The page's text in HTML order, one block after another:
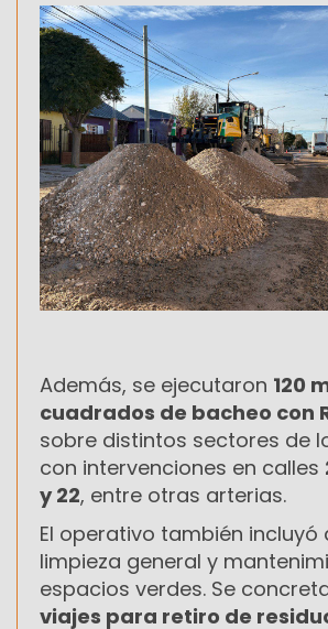
Además, se ejecutaron 120
cuadrados de bacheo con
sobre distintos sectores de
con intervenciones en calles
y 22, entre otras arterias.
El operativo también incluyó
limpieza general y
espacios verdes. Se
viajes para retiro de